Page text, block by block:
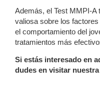
Además, el Test MMPI-A
valiosa sobre los
el comportamiento del
tratamientos más
Si estás interesado en
dudes en visitar